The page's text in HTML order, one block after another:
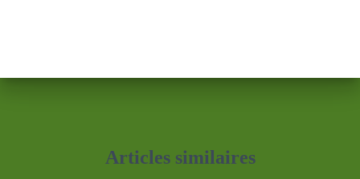
Articles similaires